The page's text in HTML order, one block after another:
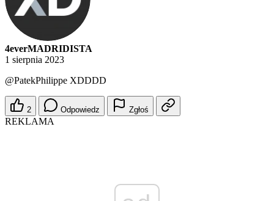
4everMADRIDISTA
1 sierpnia 2023
@PatekPhilippe XDDDD
2 Odpowiedz Zgłoś
REKLAMA